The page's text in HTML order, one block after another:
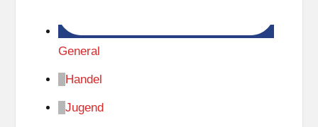
General
Handel
Jugend